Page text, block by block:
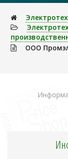
ООО